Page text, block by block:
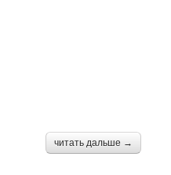
читать дальше →